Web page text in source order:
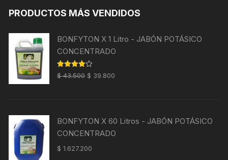
era:
es:
PRODUCTOS MÁS VENDIDOS
BONFYTON X 1 Litro - JABÓN POTÁSICO
CONCENTRADO
Valorado
con 4.00
$43.500 El
$ 43.500.
$ 39.800
$ 39.800.
BONFYTON X 60 Litros - JABÓN POTÁSICO
CONCENTRADO
$ 1.627.200